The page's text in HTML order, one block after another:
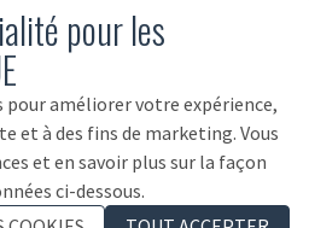
pour les
pour améliorer votre expérience,
et à des fins de marketing. Vous
et en savoir plus sur la façon
ci-dessous.